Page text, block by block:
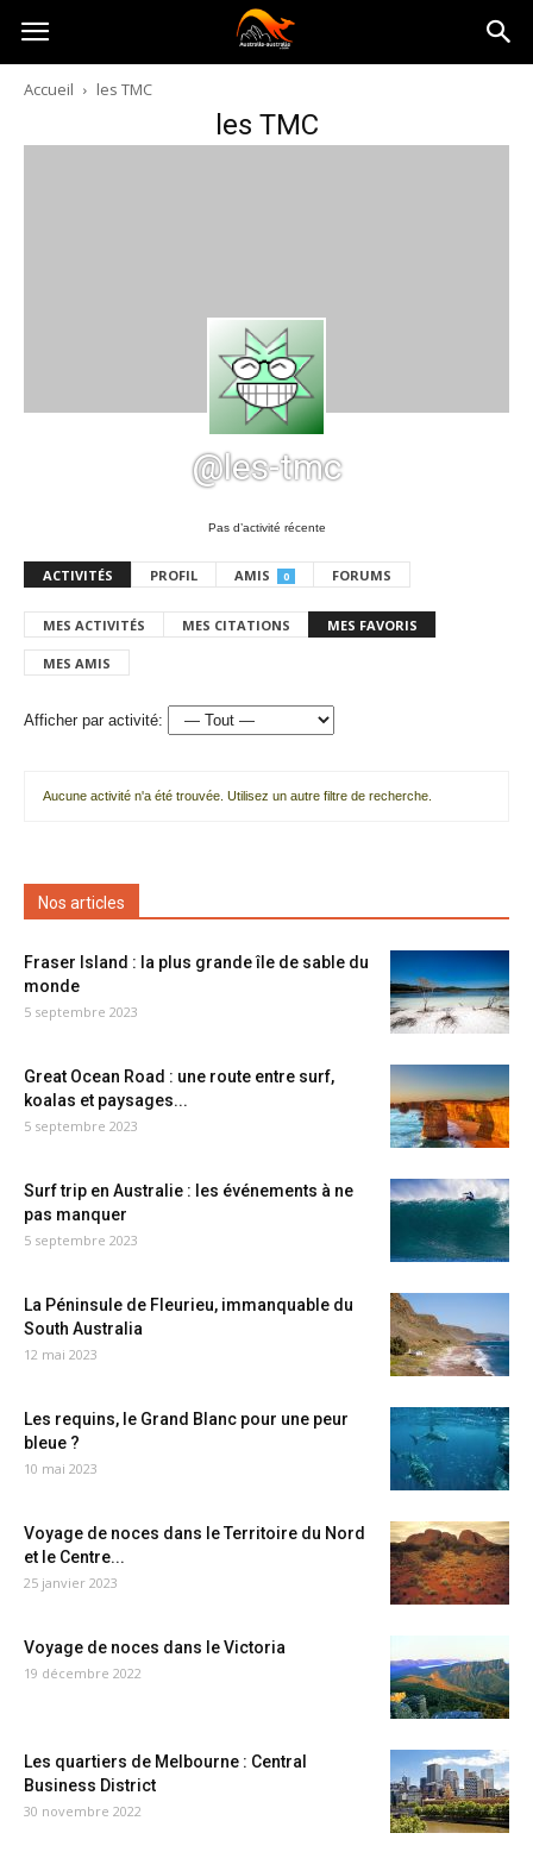
Australia-
australie.com
Accueil les TMC
les TMC
@les-tmc
Pas d’activité récente
ACTIVITÉS PROFIL AMIS 0 FORUMS
MES ACTIVITÉS MES CITATIONS MES FAVORIS
MES AMIS
Afficher par activité:
Aucune activité n'a été trouvée. Utilisez un autre filtre de recherche.
Nos articles
Fraser Island : la plus grande île de sable du
monde
5 septembre 2023
Great Ocean Road : une route entre surf,
koalas et paysages...
5 septembre 2023
Surf trip en Australie : les événements à ne
pas manquer
5 septembre 2023
La Péninsule de Fleurieu, immanquable du
South Australia
12 mai 2023
Les requins, le Grand Blanc pour une peur
bleue ?
10 mai 2023
Voyage de noces dans le Territoire du Nord
et le Centre...
25 janvier 2023
Voyage de noces dans le Victoria
19 décembre 2022
Les quartiers de Melbourne : Central
Business District
30 novembre 2022